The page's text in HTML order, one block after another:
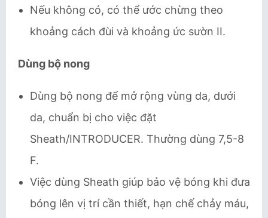
Nếu không có, có thể ước chừng theo
khoảng cách đùi và khoảng ức sườn II.
Dùng bộ nong
Dùng bộ nong để mở rộng vùng da, dưới
da, chuẩn bị cho việc đặt
Sheath/INTRODUCER. Thường dùng 7,5-8
F.
Việc dùng Sheath giúp bảo vệ bóng khi đưa
bóng lên vị trí cần thiết, hạn chế chảy máu,